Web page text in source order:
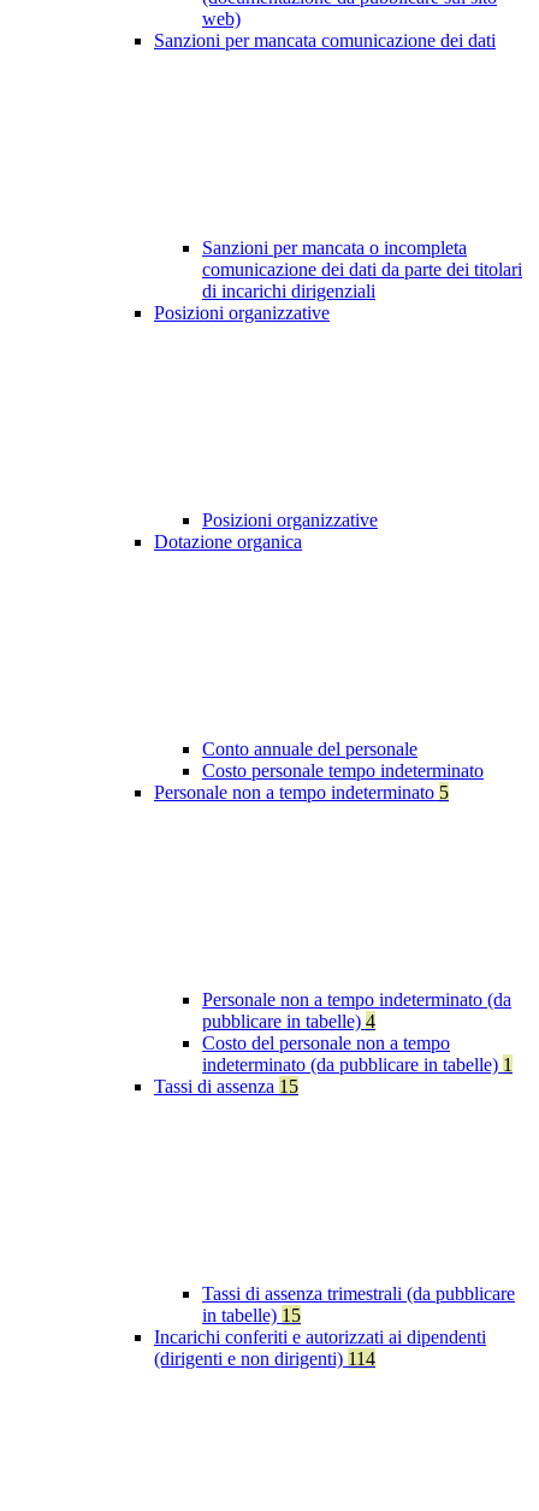
web)
Sanzioni per mancata comunicazione dei dati
Sanzioni per mancata o incompleta
comunicazione dei dati da parte dei titolari
di incarichi dirigenziali
Posizioni organizzative
Posizioni organizzative
Dotazione organica
Conto annuale del personale
Costo personale tempo indeterminato
Personale non a tempo indeterminato 5
Personale non a tempo indeterminato (da
pubblicare in tabelle) 4
Costo del personale non a tempo
indeterminato (da pubblicare in tabelle) 1
Tassi di assenza 15
Tassi di assenza trimestrali (da pubblicare
in tabelle) 15
Incarichi conferiti e autorizzati ai dipendenti
(dirigenti e non dirigenti) 114